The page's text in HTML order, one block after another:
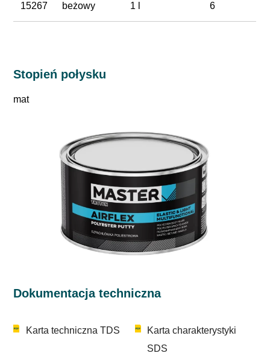
15267 beżowy 1 l 6
Stopień połysku
mat
Dokumentacja techniczna
Karta techniczna TDS
Karta charakterystyki
SDS